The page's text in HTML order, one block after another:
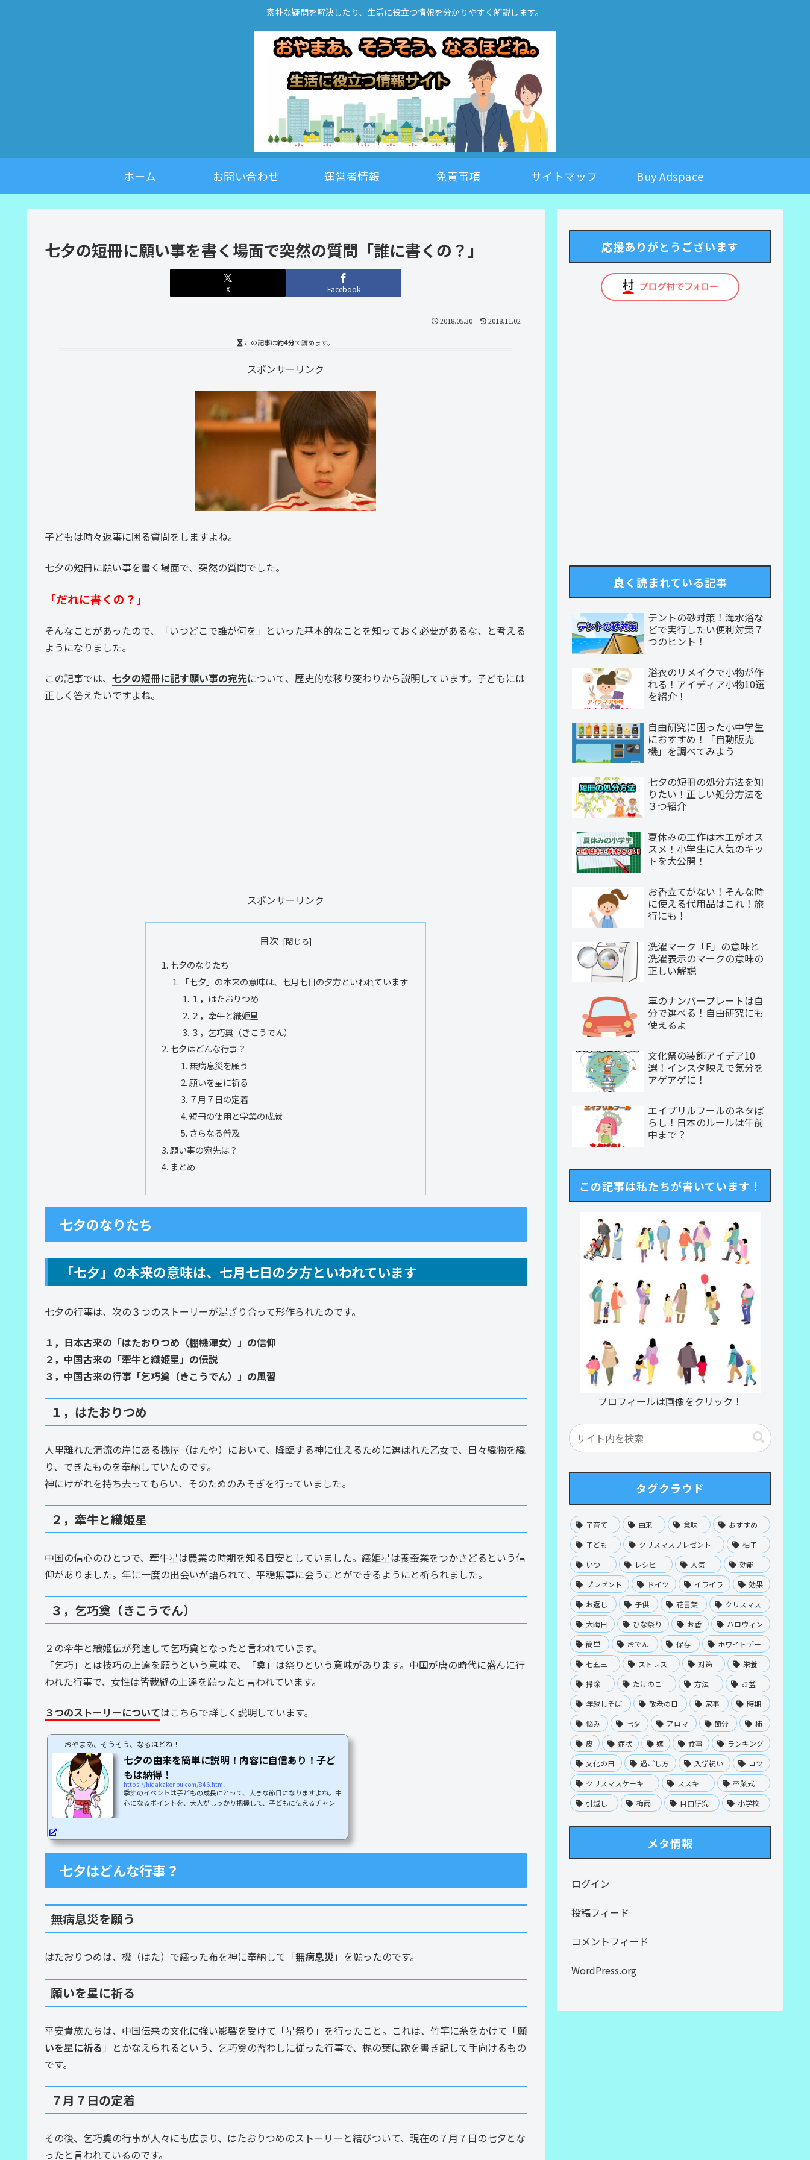
素朴な疑問を解決したり、生活に役立つ情報を分かりやすく解説します。
ホーム お問い合わせ 運営者情報 免責事項 サイトマップ Buy Adspace
七夕の短冊に願い事を書く場面で突然の質問「誰に書くの？」
X Facebook
2018.05.30 2018.11.02
この記事は約4分で読めます。
スポンサーリンク
子どもは時々返事に困る質問をしますよね。
七夕の短冊に願い事を書く場面で、突然の質問でした。
「だれに書くの？」
そんなことがあったので、「いつどこで誰が何を」といった基本的なことを知っておく必要があるな、と考える
ようになりました。
この記事では、 七夕の短冊に記す願い事の宛先について、歴史的な移り変わりから説明しています。子どもには
正しく答えたいですよね。
スポンサーリンク
目次
七夕のなりたち
「七夕」の本来の意味は、七月七日の夕方といわれています
１，はたおりつめ
２，牽牛と織姫星
３，乞巧奠（きこうでん）
七夕はどんな行事？
無病息災を願う
願いを星に祈る
７月７日の定着
短冊の使用と学業の成就
さらなる普及
願い事の宛先は？
まとめ
七夕のなりたち
「七夕」の本来の意味は、七月七日の夕方といわれています
七夕の行事は、次の３つのストーリーが混ざり合って形作られたのです。
１，日本古来の「はたおりつめ（棚機津女）」の信仰
２，中国古来の「牽牛と織姫星」の伝説
３，中国古来の行事「乞巧奠（きこうでん）」の風習
１，はたおりつめ
人里離れた清流の岸にある機屋（はたや）において、降臨する神に仕えるために選ばれた乙女で、日々織物を織
り、できたものを奉納していたのです。
神にけがれを持ち去ってもらい、そのためのみそぎを行っていました。
２，牽牛と織姫星
中国の信心のひとつで、牽牛星は農業の時期を知る目安としていました。織姫星は養蚕業をつかさどるという信
仰がありました。年に一度の出会いが語られて、平穏無事に会うことができるようにと祈られました。
３，乞巧奠（きこうでん）
２の牽牛と織姫伝が発達して乞巧奠となったと言われています。
「乞巧」とは技巧の上達を願うという意味で、「奠」は祭りという意味があります。中国が唐の時代に盛んに行
われた行事で、女性は皆裁縫の上達を願ったと言われています。
３つのストーリーについてはこちらで詳しく説明しています。
おやまあ、そうそう、なるほどね！
七夕の由来を簡単に説明！内容に自信あり！子ど
もは納得！
https://hidakakonbu.com/846.html
季節のイベントは子どもの成長にとって、大きな節目になりますよね。中
心になるポイントを、大人がしっかり把握して、子どもに伝えるチャンス
機・七夕】（棚すなわち横板のついた織機の意）「たなばたつめ」の略。
古事記［上］「あめなるやおと―のうながせる」五節句の一つ。天の川の
両岸にある牽牛星と織女星とが年に一度相...
七夕はどんな行事？
無病息災を願う
はたおりつめは、機（はた）で織った布を神に奉納して「無病息災」を願ったのです。
願いを星に祈る
平安貴族たちは、中国伝来の文化に強い影響を受けて「星祭り」を行ったこと。これは、竹竿に糸をかけて「願
いを星に祈る 」とかなえられるという、乞巧奠の習わしに従った行事で、梶の葉に歌を書き記して手向けるもの
です。
７月７日の定着
その後、乞巧奠の行事が人々にも広まり、はたおりつめのストーリーと結びついて、現在の７月７日の七夕とな
ったと言われているのです。
応援ありがとうございます
良く読まれている記事
テントの砂対策！海水浴な
どで実行したい便利対策７
つのヒント！
浴衣のリメイクで小物が作
れる！アイディア小物10選
を紹介！
自由研究に困った小中学生
におすすめ！「自動販売
機」を調べてみよう
七夕の短冊の処分方法を知
りたい！正しい処分方法を
３つ紹介
夏休みの工作は木工がオス
スメ！小学生に人気のキッ
トを大公開！
お香立てがない！そんな時
に使える代用品はこれ！旅
行にも！
洗濯マーク「F」の意味と
洗濯表示のマークの意味の
正しい解説
車のナンバープレートは自
分で選べる！自由研究にも
使えるよ
文化祭の装飾アイデア10
選！インスタ映えで気分を
アゲアゲに！
エイプリルフールのネタば
らし！日本のルールは午前
中まで？
この記事は私たちが書いています！
プロフィールは画像をクリック！
タグクラウド
子育て 由来 意味
おすすめ
子ども
クリスマスプレゼント
柚子
いつ
レシピ 人気
効能
プレゼント
ドイツ イライラ
効果
お返し
子供 花言葉
クリスマス
大晦日
ひな祭り お香
ハロウィン
簡単
おでん 保存
ホワイトデー
七五三
ストレス 対策
栄養
掃除
たけのこ 方法
お盆
年越しそば
敬老の日 家事
時期
悩み
七夕 アロマ 節分
柿
皮
症状 嫁 食事
ランキング
文化の日
過ごし方 入学祝い
コツ
クリスマスケーキ
ススキ
卒業式
引越し
梅雨 自由研究 小学校
メタ情報
ログイン
投稿フィード
コメントフィード
WordPress.org